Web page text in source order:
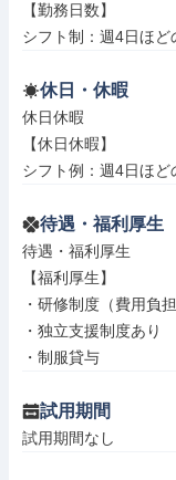
【勤務日数】
シフト制：週4日ほど
休日・休暇
休日休暇
【休日休暇】
シフト例：週4日ほど
待遇・福利厚生
待遇・福利厚生
【福利厚生】
・研修制度（費用負担
・独立支援制度あり
・制服貸与
試用期間
試用期間なし